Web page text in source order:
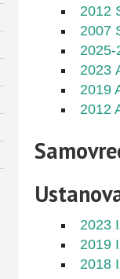
2012
2007
2025-
2023
2019
2012
2023
2019
2018